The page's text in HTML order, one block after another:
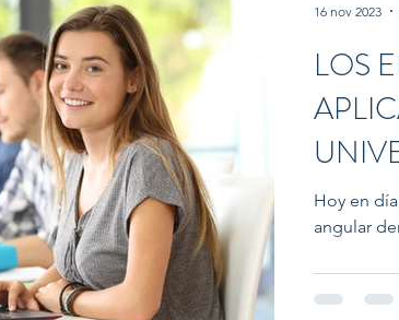
LOS
QUE
Hoy en
angular
16 nov 2023